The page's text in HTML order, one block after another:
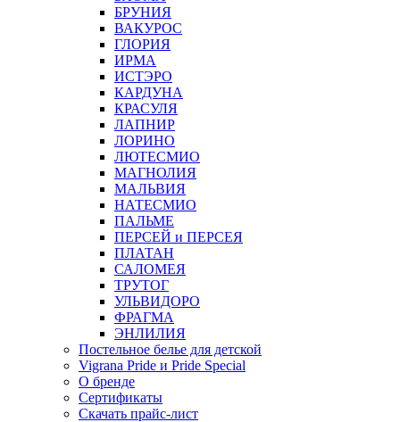
БРУНИЯ
ВАКУРОС
ГЛОРИЯ
ИРМА
ИСТЭРО
КАРДУНА
КРАСУЛЯ
ЛАПНИР
ЛОРИНО
ЛЮТЕСМИО
МАГНОЛИЯ
МАЛЬВИЯ
НАТЕСМИО
ПАЛЬМЕ
ПЕРСЕЙ и ПЕРСЕЯ
ПЛАТАН
САЛОМЕЯ
ТРУТОГ
УЛЬВИДОРО
ФРАГМА
ЭНЛИЛИЯ
Постельное белье для детской
Vigrana Pride и Pride Special
О бренде
Сертификаты
Скачать прайс-лист